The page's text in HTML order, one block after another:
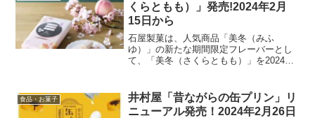
くらともも）」発売!2024年2月
15日から
石屋製菓は、人気商品「美冬（みふ
ゆ）」の新たな期間限定フレーバーとし
て、「美冬（さくらともも）」を2024年2
屋製菓の店舗やオンラインショップで購
入可能です。商品...
食品・お菓子
井村屋「昔ながらの缶プリン」リ
ニューアル発売！2024年2月26日